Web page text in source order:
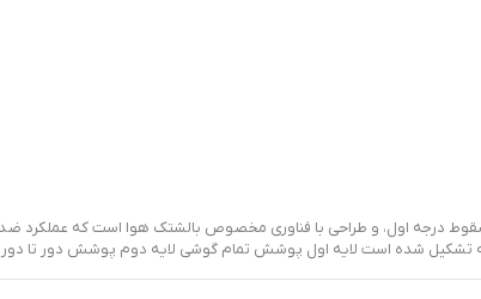
تشکیل شده است لایه اول پوشش تمام گوشی لایه دوم پوشش دور تا